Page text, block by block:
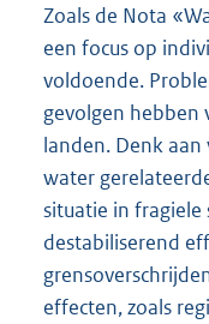
Zoals de Nota
een focus op
voldoende.
gevolgen hebben
landen. Denk
water
situatie in fragiele
destabiliserend
effecten, zoals